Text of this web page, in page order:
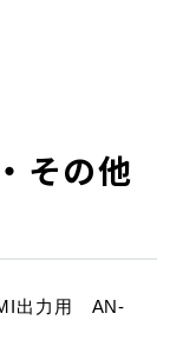
その他
出力用 AN-